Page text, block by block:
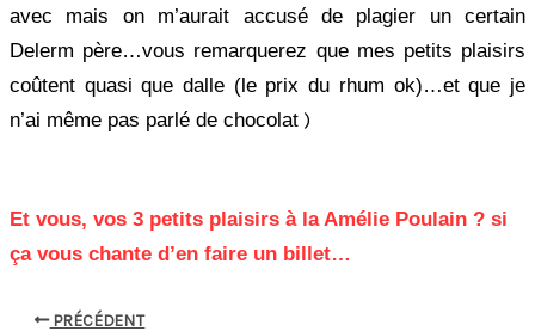
avec mais on m’aurait accusé de plagier un certain
Delerm père…vous remarquerez que mes petits plaisirs
coûtent quasi que dalle (le prix du rhum ok)…et que je
n’ai même pas parlé de chocolat )
Et vous, vos 3 petits plaisirs à la Amélie Poulain ? si
ça vous chante d’en faire un billet…
PRÉCÉDENT